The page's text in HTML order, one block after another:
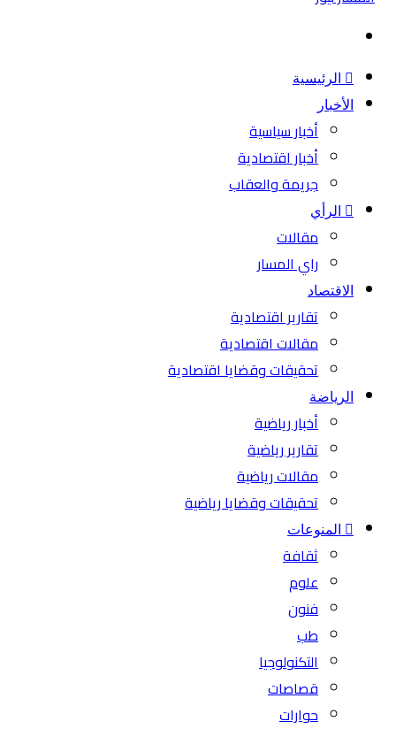
الرئيسية
الأخبار
أخبار سياسية
أخبار اقتصادية
جريمة والعقاب
الرأي
مقالات
راي المسار
الاقتصاد
تقارير اقتصادية
مقالات اقتصادية
تحقيقات وقضايا اقتصادية
الرياضة
أخبار رياضية
تقارير رياضية
مقالات رياضية
تحقيقات وقضايا رياضية
المنوعات
ثقافة
علوم
فنون
طب
التكنولوجيا
قصاصات
حوارات